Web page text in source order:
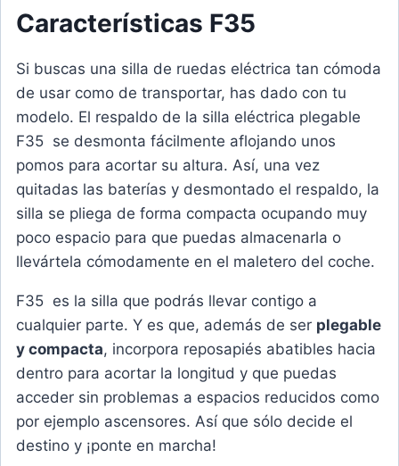
Características F35
Si buscas una silla de ruedas eléctrica tan cómoda
de usar como de transportar, has dado con tu
modelo. El respaldo de la silla eléctrica plegable
F35 se desmonta fácilmente aflojando unos
pomos para acortar su altura. Así, una vez
quitadas las baterías y desmontado el respaldo, la
silla se pliega de forma compacta ocupando muy
poco espacio para que puedas almacenarla o
llevártela cómodamente en el maletero del coche.
F35 es la silla que podrás llevar contigo a
cualquier parte. Y es que, además de ser plegable
y compacta, incorpora reposapiés abatibles hacia
dentro para acortar la longitud y que puedas
acceder sin problemas a espacios reducidos como
por ejemplo ascensores. Así que sólo decide el
destino y ¡ponte en marcha!